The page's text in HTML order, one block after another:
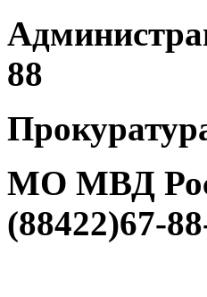
88
МО МВД
(88422)67-